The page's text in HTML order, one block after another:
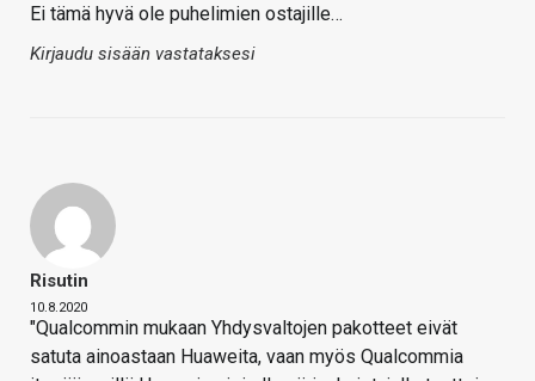
Ei tämä hyvä ole puhelimien ostajille…
Kirjaudu sisään vastataksesi
Risutin
10.8.2020
"Qualcommin mukaan Yhdysvaltojen pakotteet eivät
satuta ainoastaan Huaweita, vaan myös Qualcommia